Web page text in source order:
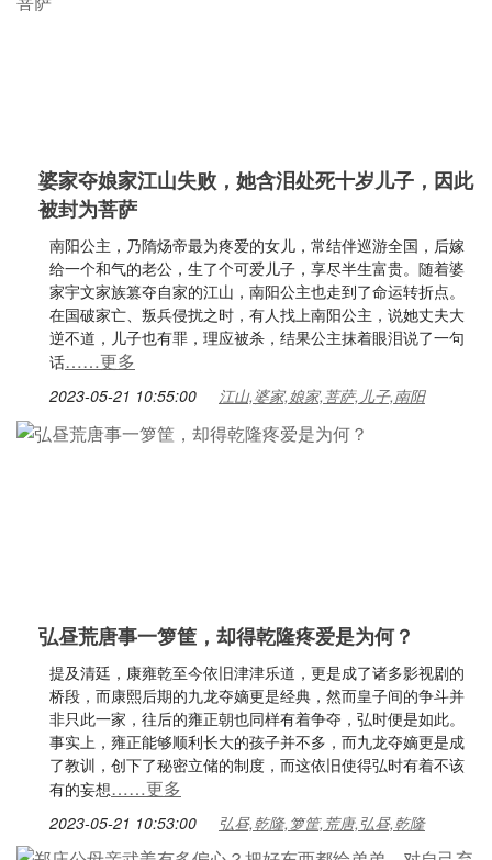
婆家夺娘家江山失败，她含泪处死十岁儿子，因此
被封为菩萨
南阳公主，乃隋炀帝最为疼爱的女儿，常结伴巡游全国，后嫁
给一个和气的老公，生了个可爱儿子，享尽半生富贵。随着婆
家宇文家族篡夺自家的江山，南阳公主也走到了命运转折点。
在国破家亡、叛兵侵扰之时，有人找上南阳公主，说她丈夫大
逆不道，儿子也有罪，理应被杀，结果公主抹着眼泪说了一句
话……更多
2023-05-21 10:55:00 江山,婆家,娘家,菩萨,儿子,南阳
弘昼荒唐事一箩筐，却得乾隆疼爱是为何？
提及清廷，康雍乾至今依旧津津乐道，更是成了诸多影视剧的
桥段，而康熙后期的九龙夺嫡更是经典，然而皇子间的争斗并
非只此一家，往后的雍正朝也同样有着争夺，弘时便是如此。
事实上，雍正能够顺利长大的孩子并不多，而九龙夺嫡更是成
了教训，创下了秘密立储的制度，而这依旧使得弘时有着不该
有的妄想……更多
2023-05-21 10:53:00 弘昼,乾隆,箩筐,荒唐,弘昼,乾隆